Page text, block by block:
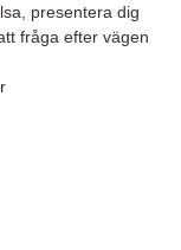
presentera dig
fråga efter vägen